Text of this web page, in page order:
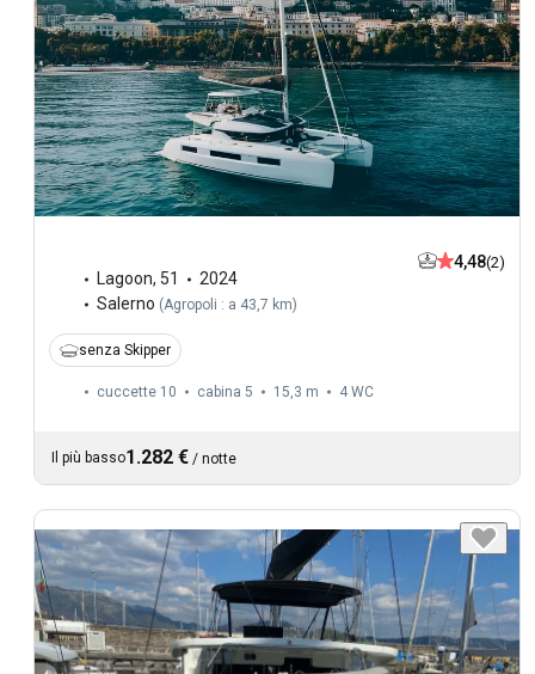
Lagoon, 51
2024
Salerno (Agropoli : a 43,7 km)
4,48(2)
senza Skipper
cuccette 10 cabina 5 15,3 m 4 WC
Il più basso1.282 € / notte